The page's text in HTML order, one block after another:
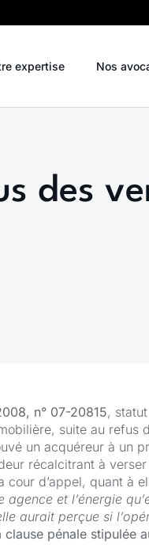
expertise Nos
des
n° 07-20815,
suite au refus
un acquéreur à un
récalcitrant à
d’appel, quant à
agence et l’énergie
aurait perçue si
clause pénale stipulée